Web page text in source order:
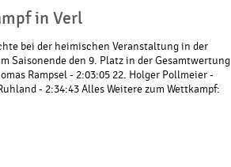
in Verl
bei der heimischen Veranstaltung in der
Saisonende den 9. Platz in der Gesamtwertung
Rampsel - 2:03:05 22. Holger Pollmeier -
- 2:34:43 Alles Weitere zum Wettkampf: